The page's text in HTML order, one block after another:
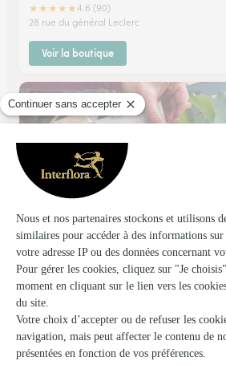
★★★★★4.6 (90)
28 rue du général Leclerc
Voir la boutique
Asclepia
Ouistreham
★ ★★★ ★4.7 (19)
22, avenue de la Mer
Voir la boutique